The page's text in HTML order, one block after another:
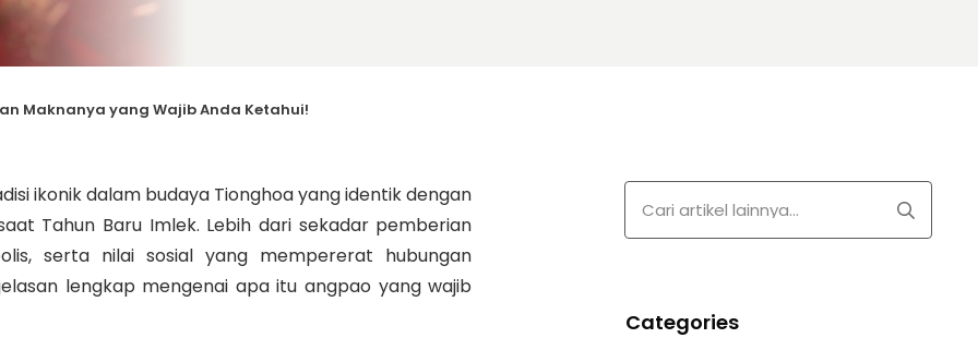
Maknanya yang Wajib Anda Ketahui!
ikonik dalam budaya Tionghoa yang identik dengan
Tahun Baru Imlek. Lebih dari sekadar pemberian
serta nilai sosial yang mempererat hubungan
lengkap mengenai apa itu angpao yang wajib
Categories